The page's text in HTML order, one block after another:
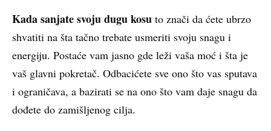
Kada sanjate svoju dugu kosu to znači da ćete ubrzo
shvatiti na šta tačno trebate usmeriti svoju snagu i
energiju. Postaće vam jasno gde leži vaša moć i šta je
vaš glavni pokretač. Odbacićete sve ono što vas sputava
i ograničava, a bazirati se na ono što vam daje snagu da
dođete do zamišljenog cilja.